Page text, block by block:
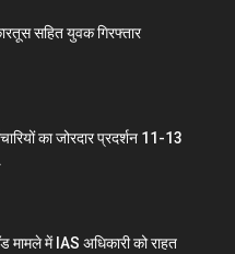
सहित युवक गिरफ्तार
का जोरदार प्रदर्शन 11-13
मामले में IAS अधिकारी को राहत